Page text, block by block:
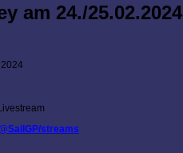
am 24./25.02.2024
streams